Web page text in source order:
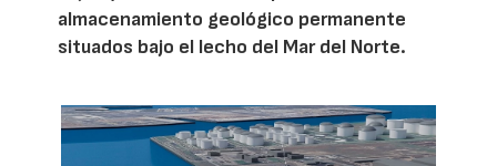
almacenamiento geológico permanente
situados bajo el lecho del Mar del Norte.